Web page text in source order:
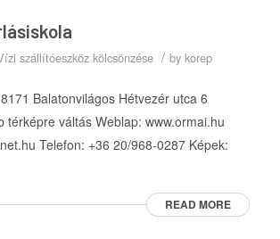
szállítóeszköz kölcsönzése / by korep
Balatonvilágos Hétvezér utca 6
térképre váltás Weblap: www.ormai.hu
Telefon: +36 20/968-0287 Képek:
READ MORE